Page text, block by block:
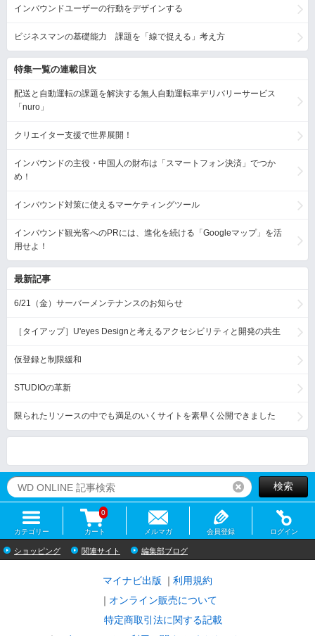
インバウンドユーザーの行動をデザインする
ビジネスマンの基礎能力 課題を「線で捉える」考え方
特集一覧の連載目次
配送と自動運転の課題を解決する無人自動運転車デリバリーサービス
「nuro」
クリエイター支援で世界展開！
インバウンドの主役・中国人の財布は「スマートフォン決済」でつか
め！
インバウンド対策に使えるマーケティングツール
インバウンド観光客へのPRには、進化を続ける「Googleマップ」を活
用せよ！
最新記事
6/21（金）サーバーメンテナンスのお知らせ
［タイアップ］U'eyes Designと考えるアクセシビリティと開発の共生
仮登録と制限緩和
STUDIOの革新
限られたリソースの中でも満足のいくサイトを素早く公開できました
リセット検索
カテゴリー カート
0
メルマガ 会員登録 ログイン
ショッピング 関連サイト 編集部ブログ
マイナビ出版
利用規約
オンライン販売について
特定商取引法に関する記載